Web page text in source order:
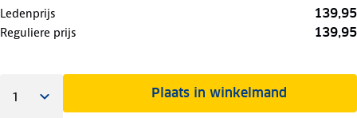
Ledenprijs 139,95
Reguliere prijs 139,95
Plaats in winkelmand